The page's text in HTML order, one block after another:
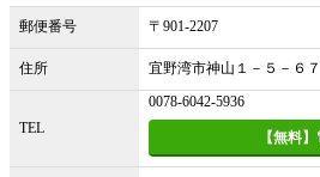
郵便番号 〒901-2207
住所 宜野湾市神山１－５－６７
TEL
0078-6042-5936
【無料